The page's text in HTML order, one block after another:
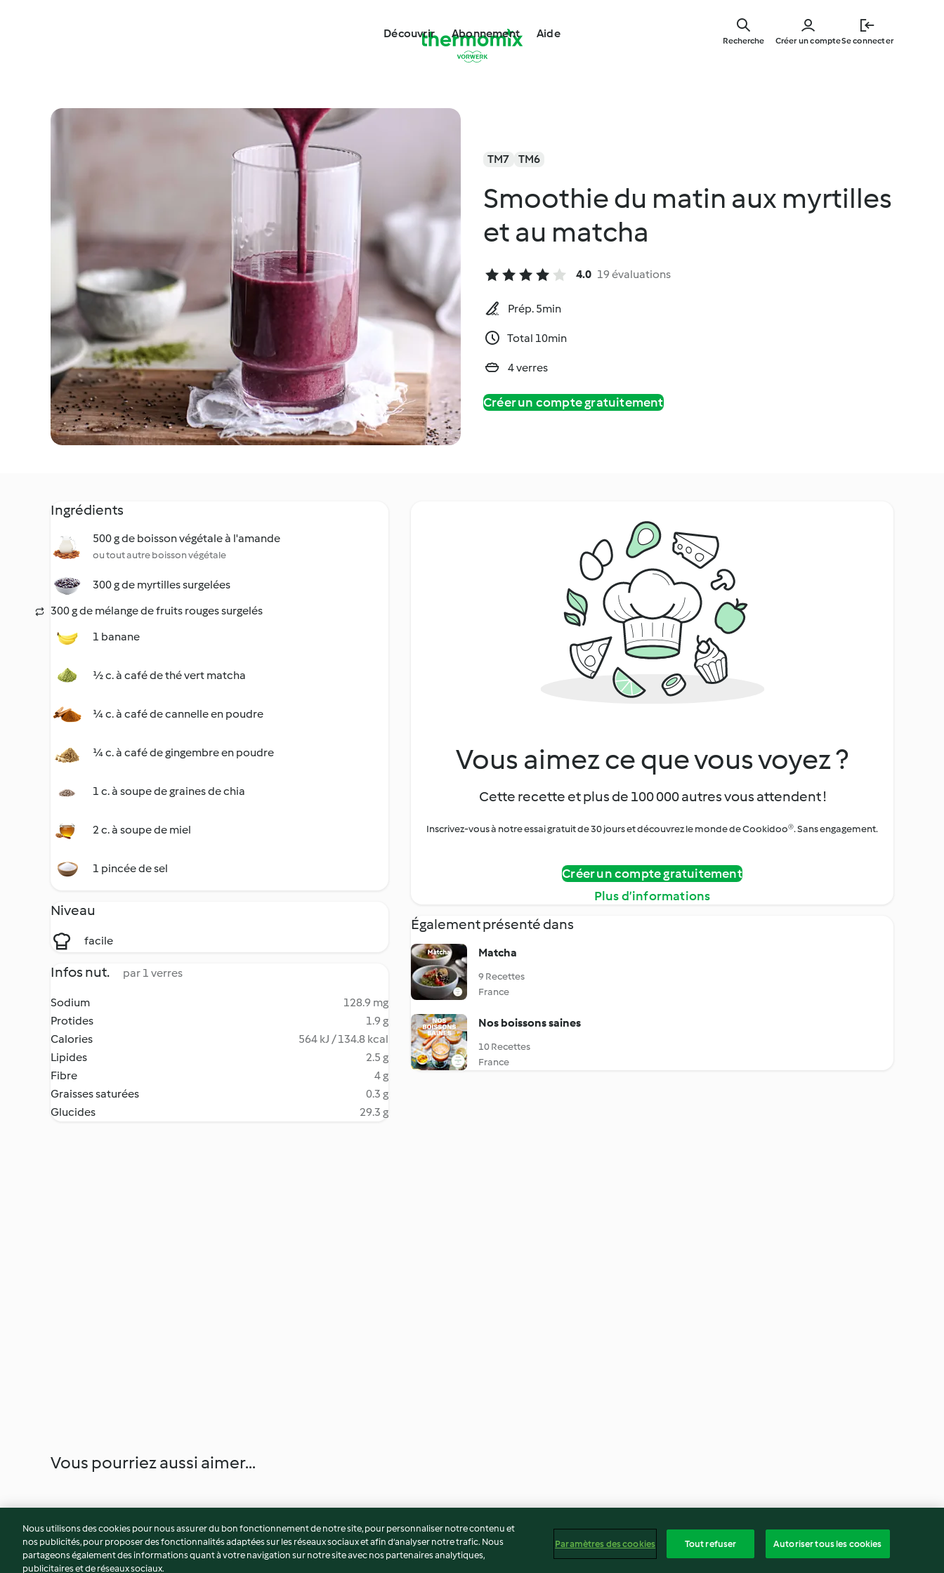
main
Découvrir Abonnement Aide
Créer un compteSe connecter
Recherche
TM7 TM6
Smoothie du matin aux myrtilles
et au matcha
4.0 19 évaluations
Prép. 5min
Total 10min
4 verres
Créer un compte gratuitement
Ingrédients
500 g de boisson végétale à l'amande
ou tout autre boisson végétale
300 g de myrtilles surgelées
300 g de mélange de fruits rouges surgelés
1 banane
½ c. à café de thé vert matcha
¼ c. à café de cannelle en poudre
¼ c. à café de gingembre en poudre
1 c. à soupe de graines de chia
2 c. à soupe de miel
1 pincée de sel
Niveau
facile
Infos nut. par 1 verres
Sodium
128.9 mg
Protides
1.9 g
Calories
564 kJ / 134.8 kcal
Lipides
2.5 g
Fibre
4 g
Graisses saturées
0.3 g
Glucides
29.3 g
Vous aimez ce que vous voyez ?
Cette recette et plus de 100 000 autres vous attendent !
Inscrivez-vous à notre essai gratuit de 30 jours et découvrez le monde de Cookidoo®. Sans engagement.
Créer un compte gratuitement
Plus d’informations
Également présenté dans
Matcha
9 Recettes
France
Nos boissons saines
10 Recettes
France
Vous pourriez aussi aimer...
Nous utilisons des cookies pour nous assurer du bon fonctionnement de notre site, pour personnaliser notre contenu et
nos publicités, pour proposer des fonctionnalités adaptées sur les réseaux sociaux et afin d’analyser notre trafic. Nous
partageons également des informations quant à votre navigation sur notre site avec nos partenaires analytiques,
publicitaires et de réseaux sociaux.
Paramètres des cookies Tout refuser Autoriser tous les cookies